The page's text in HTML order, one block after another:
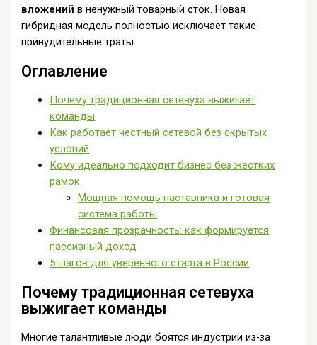
вложений в ненужный товарный сток. Новая
гибридная модель полностью исключает такие
принудительные траты.
Оглавление
Почему традиционная сетевуха выжигает
команды
Как работает честный сетевой без скрытых
условий
Кому идеально подходит бизнес без жестких
рамок
Мощная помощь наставника и готовая
система работы
Финансовая прозрачность: как формируется
пассивный доход
5 шагов для уверенного старта в России
Почему традиционная сетевуха
выжигает команды
Многие талантливые люди боятся индустрии из-за